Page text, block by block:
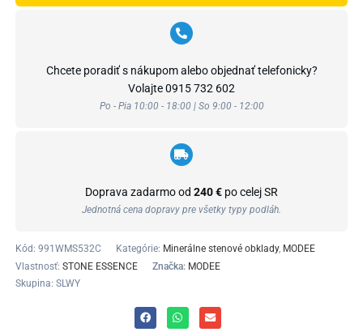
Chcete poradiť s nákupom alebo objednať telefonicky?
Volajte0915 732 602
Po - Pia 10:00 - 18:00 | So 9:00 - 12:00
Doprava zadarmo od 240 € po celej SR
Jednotná cena dopravy pre všetky typy podláh.
Kód: 991WMS532C Kategórie: Minerálne stenové obklady, MODEE
Vlastnosť: STONE ESSENCE Značka: MODEE
Skupina: SLWY